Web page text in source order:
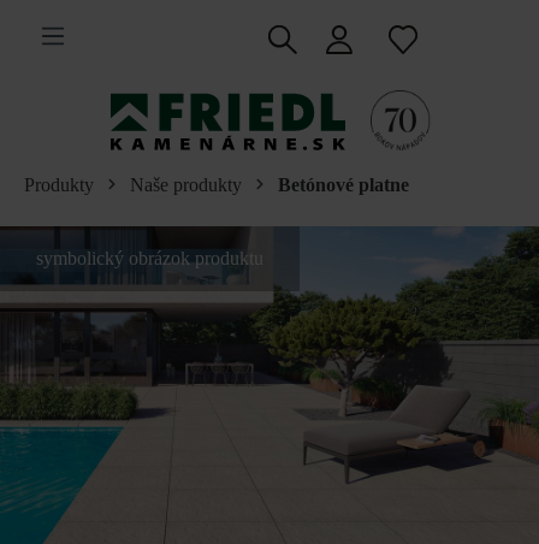
hlavný obsah
Produkty Naše produkty Betónové platne
symbolický obrázok produktu